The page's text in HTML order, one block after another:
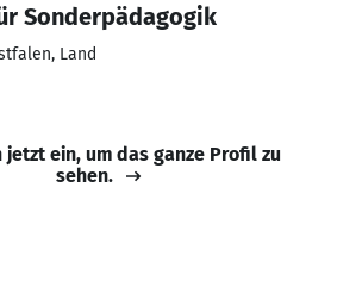
Sonderpädagogik
Land
jetzt ein, um das ganze Profil zu
sehen.